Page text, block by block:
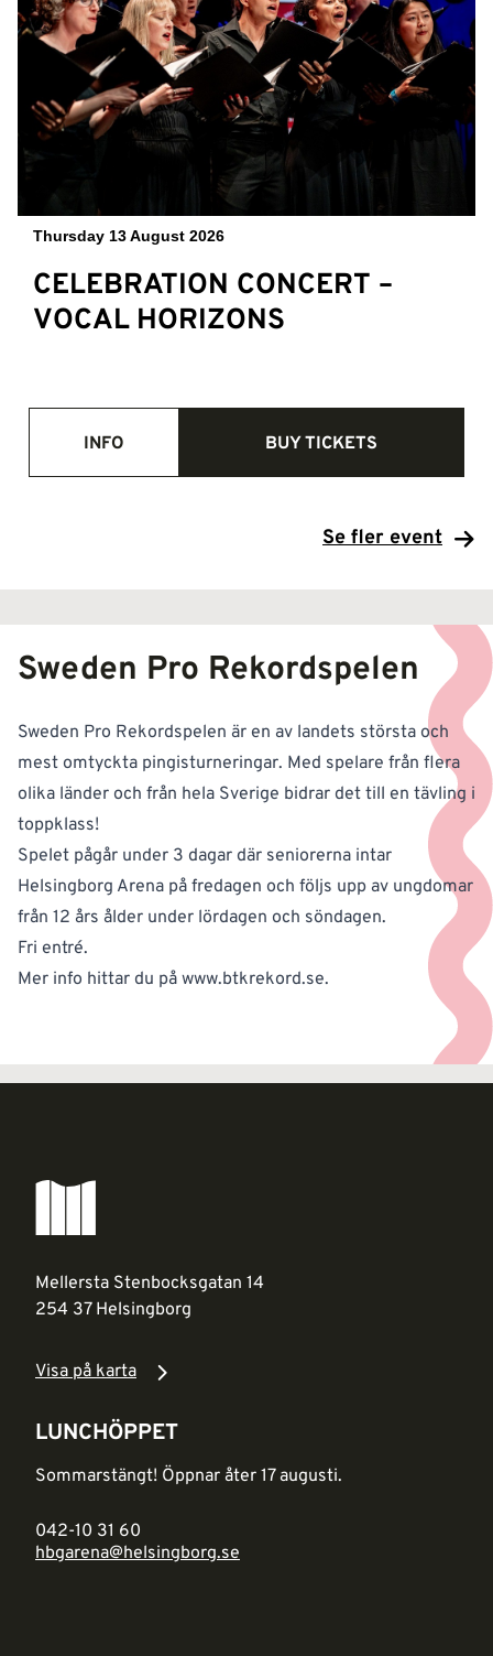
Thursday 13 August 2026
CELEBRATION CONCERT –
VOCAL HORIZONS
INFO BUY TICKETS
Se fler event
Sweden Pro Rekordspelen
Sweden Pro Rekordspelen är en av landets största och
mest omtyckta pingisturneringar. Med spelare från flera
olika länder och från hela Sverige bidrar det till en tävling i
toppklass!
Spelet pågår under 3 dagar där seniorerna intar
Helsingborg Arena på fredagen och följs upp av ungdomar
från 12 års ålder under lördagen och söndagen.
Fri entré.
Mer info hittar du på www.btkrekord.se.
Mellersta Stenbocksgatan 14
254 37 Helsingborg
Visa på karta
LUNCHÖPPET
Sommarstängt! Öppnar åter 17 augusti.
042-10 31 60
hbgarena@helsingborg.se